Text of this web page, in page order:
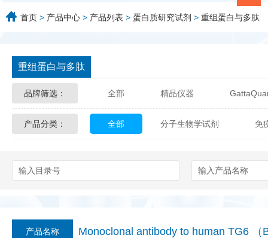
首页 > 产品中心 > 产品列表 > 蛋白质研究试剂 > 重组蛋白与多肽
重组蛋白与多肽
品牌筛选： 全部 精品仪器
Glycon Biochem Sterlitech
产品分类： 全部 分子生物学试剂 免
产品名称 Monoclonal antibody to human TG6